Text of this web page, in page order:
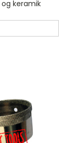
keramik